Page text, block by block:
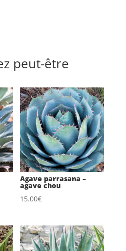
peut-être
Agave parrasana –
agave chou
15.00€